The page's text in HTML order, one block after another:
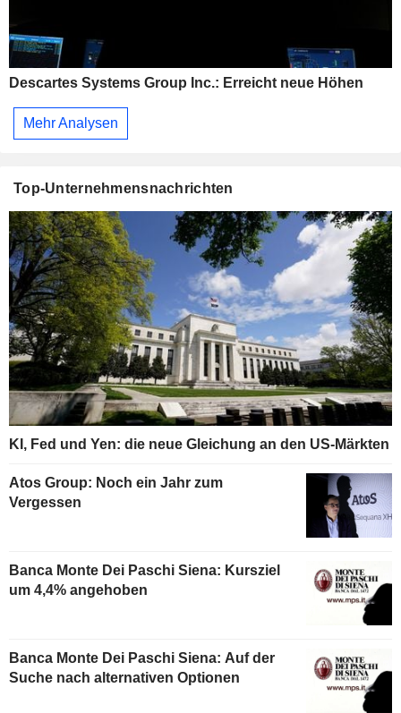
Descartes Systems Group Inc.: Erreicht neue Höhen
Mehr Analysen
Top-Unternehmensnachrichten
KI, Fed und Yen: die neue Gleichung an den US-Märkten
Atos Group: Noch ein Jahr zum
Vergessen
Banca Monte Dei Paschi Siena: Kursziel
um 4,4% angehoben
Banca Monte Dei Paschi Siena: Auf der
Suche nach alternativen Optionen